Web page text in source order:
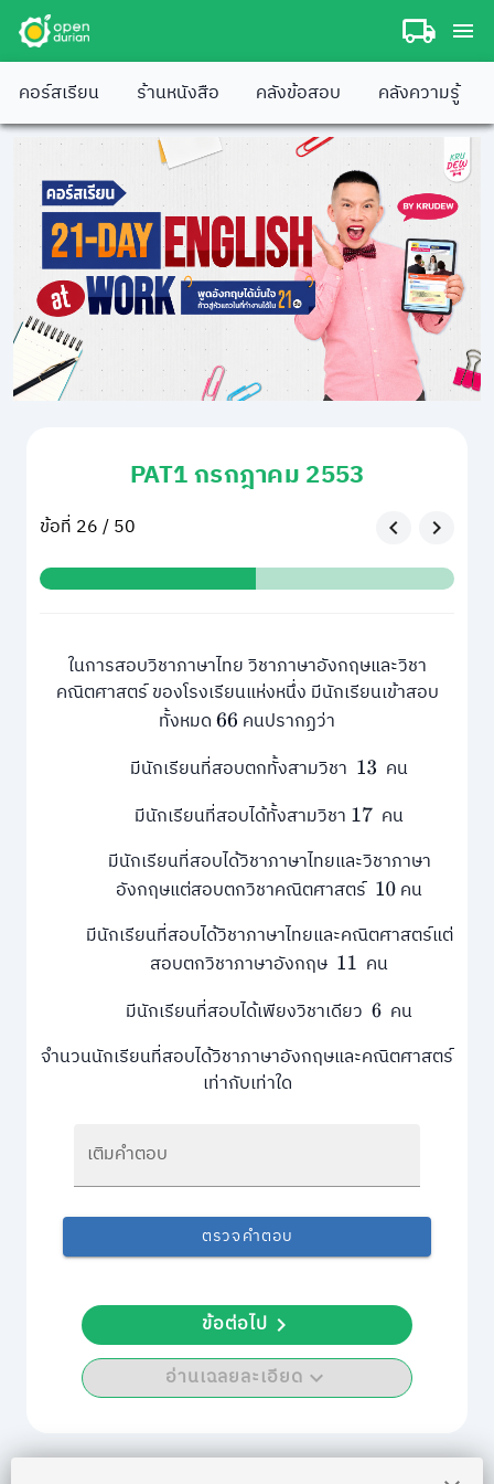
คอร์สเรียน ร้านหนังสือ คลังข้อสอบ คลังความรู้
PAT1 กรกฎาคม 2553
ข้อที่ 26 / 50
ในการสอบวิชาภาษาไทย วิชาภาษาอังกฤษและวิชา
คณิตศาสตร์ ของโรงเรียนแห่งหนึ่ง มีนักเรียนเข้าสอบ
ทั้งหมด66 คนปรากฏว่า
มีนักเรียนที่สอบตกทั้งสามวิชา 13 คน
มีนักเรียนที่สอบได้ทั้งสามวิชา 17คน
มีนักเรียนที่สอบได้วิชาภาษาไทยและวิชาภาษา
อังกฤษแต่สอบตกวิชาคณิตศาสตร์ 10คน
มีนักเรียนที่สอบได้วิชาภาษาไทยและคณิตศาสตร์แต่
สอบตกวิชาภาษาอังกฤษ 11 คน
มีนักเรียนที่สอบได้เพียงวิชาเดียว 6 คน
จำนวนนักเรียนที่สอบได้วิชาภาษาอังกฤษและคณิตศาสตร์
เท่ากับเท่าใด
เติมคำตอบ
ตรวจคำตอบ
อ่านเฉลยละเอียด
ข้อต่อไป